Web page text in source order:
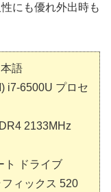
にも優れ外出時も
語
i7-6500U プロセ
2133MHz
ト ドライブ
ィックス 520